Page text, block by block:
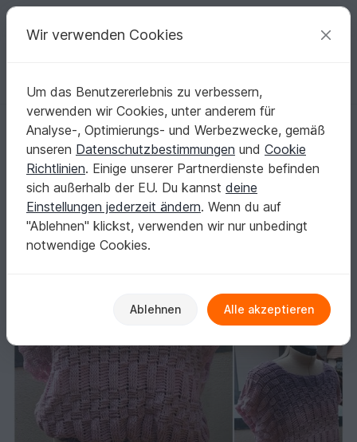
Deine kreativen Ideen
Deutsch | € (EUR) einloggen Kostenlos registrieren
Startseite Häkeln Damen Shirts & Tuniken
Häkelanleitung - oversize Slipover - Tunika - Blouson - "Square
Häkelanleitung - oversize Slipover - Tunika -
Blouson - "Square Dancer"
Wir verwenden Cookies
Um das Benutzererlebnis zu verbessern,
verwenden wir Cookies, unter anderem für
Analyse-, Optimierungs- und Werbezwecke, gemäß
unseren Datenschutzbestimmungen und Cookie
Richtlinien. Einige unserer Partnerdienste befinden
sich außerhalb der EU. Du kannst deine
Einstellungen jederzeit ändern. Wenn du auf
"Ablehnen" klickst, verwenden wir nur unbedingt
notwendige Cookies.
Ablehnen Alle akzeptieren